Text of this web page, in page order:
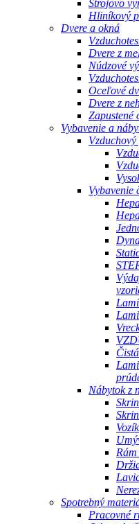
Strojovo
Hliníkový
Dvere a okná
Dvere z
Núdzové
Oceľové
Dvere z
Zapustené
Vybavenie a
Vybavenie
Nábytok z
Spotrebný
Pracovné